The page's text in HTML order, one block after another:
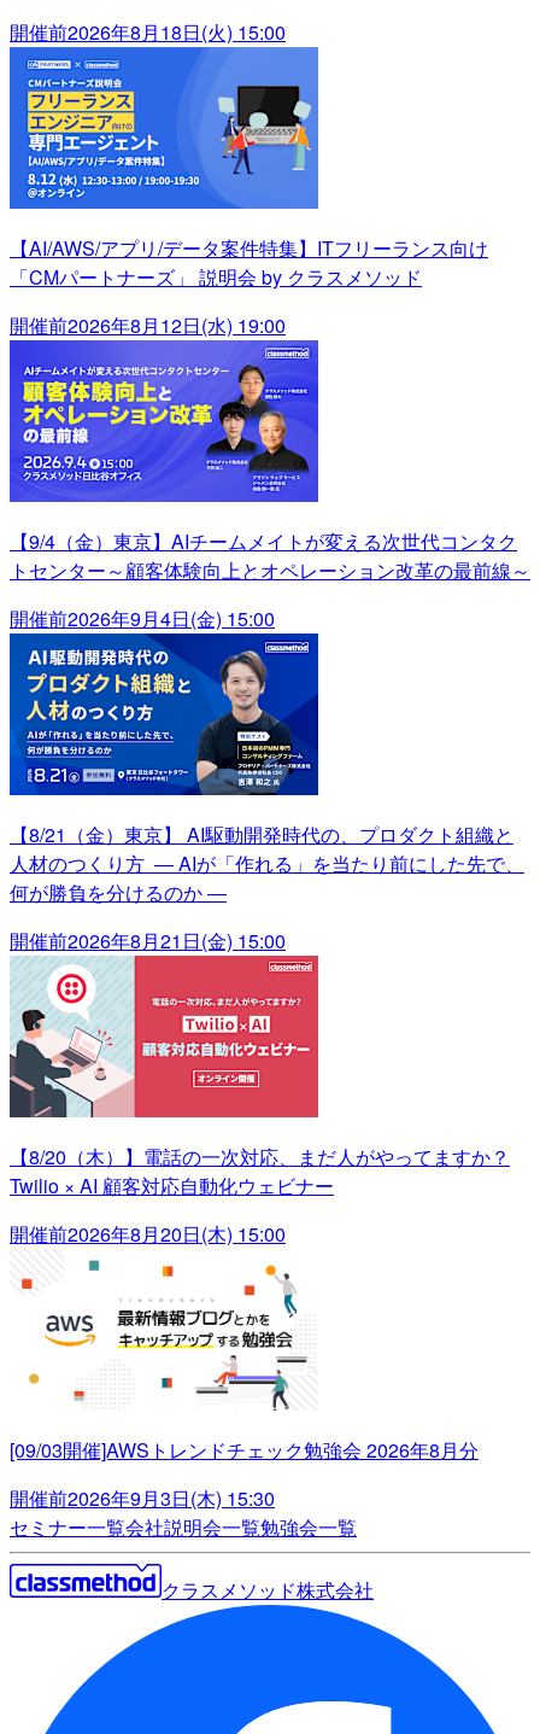
開催前2026年8月18日(火) 15:00
【AI/AWS/アプリ/データ案件特集】ITフリーランス向け
「CMパートナーズ」 説明会 by クラスメソッド
開催前2026年8月12日(水) 19:00
【9/4（金）東京】AIチームメイトが変える次世代コンタク
トセンター～顧客体験向上とオペレーション改革の最前線～
開催前2026年9月4日(金) 15:00
【8/21（金）東京】 AI駆動開発時代の、プロダクト組織と
人材のつくり方 ― AIが「作れる」を当たり前にした先で、
何が勝負を分けるのか ―
開催前2026年8月21日(金) 15:00
【8/20（木）】電話の一次対応、まだ人がやってますか？
Twilio × AI 顧客対応自動化ウェビナー
開催前2026年8月20日(木) 15:00
[09/03開催]AWSトレンドチェック勉強会 2026年8月分
開催前2026年9月3日(木) 15:30
セミナー一覧会社説明会一覧勉強会一覧
クラスメソッド株式会社